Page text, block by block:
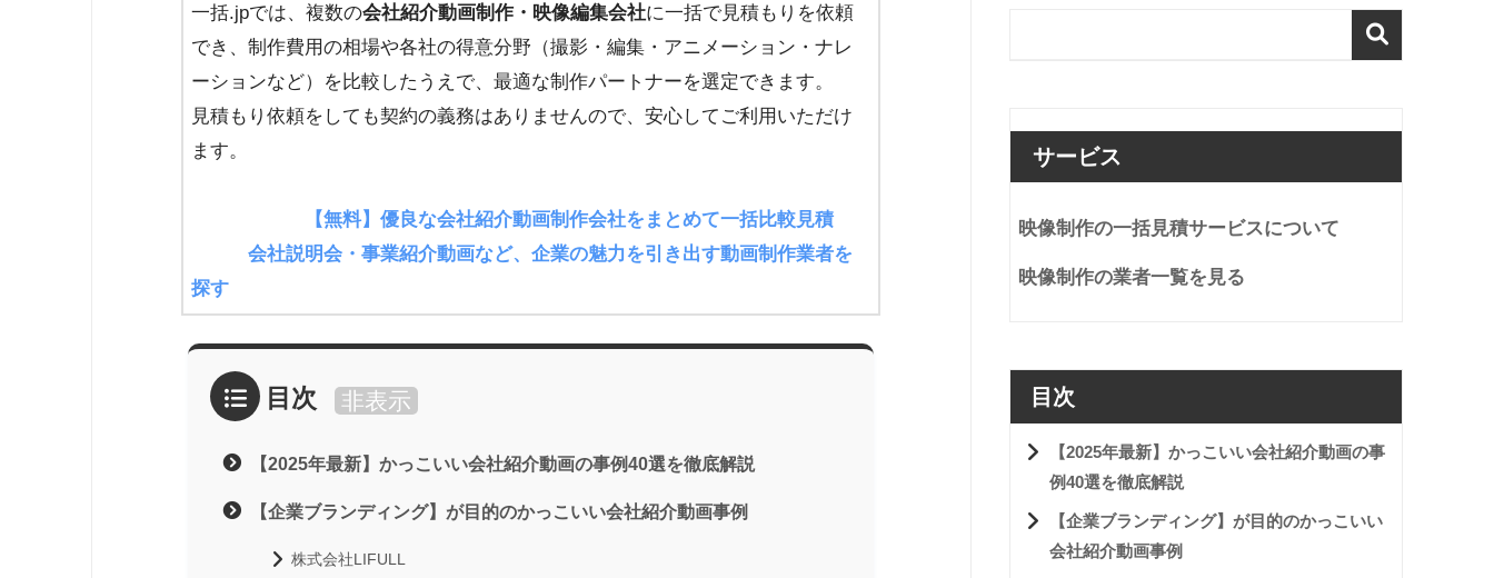
一括.jpでは、複数の会社紹介動画制作・映像編集会社に一括で見積もりを依頼
でき、制作費用の相場や各社の得意分野（撮影・編集・アニメーション・ナレ
ーションなど）を比較したうえで、最適な制作パートナーを選定できます。
見積もり依頼をしても契約の義務はありませんので、安心してご利用いただけ
ます。
【無料】 優良な会社紹介動画制作会社をまとめて一括比較見積
会社説明会・事業紹介動画など、企業の魅力を引き出す動画制作業者を
探す
目次 非表示
【2025年最新】かっこいい会社紹介動画の事例40選を徹底解説
【企業ブランディング】が目的のかっこいい会社紹介動画事例
株式会社LIFULL
サービス
映像制作の一括見積サービスについて
映像制作の業者一覧を見る
目次
【2025年最新】かっこいい会社紹介動画の事
例40選を徹底解説
【企業ブランディング】が目的のかっこいい
会社紹介動画事例